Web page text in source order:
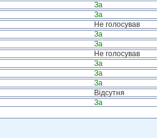
За
За
Не голосував
За
За
Не голосував
За
За
За
Відсутня
За